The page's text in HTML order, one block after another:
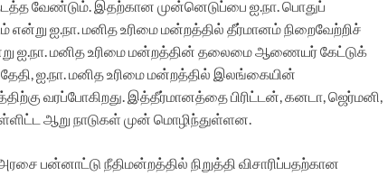
வேண்டும். இதற்கான முன்னெடுப்பை ஐ.நா. பொதுப்
என்று ஐ.நா. மனித உரிமை மன்றத்தில் தீர்மானம் நிறைவேற்றிச்
ஐ.நா. மனித உரிமை மன்றத்தின் தலைமை ஆணையர் கேட்டுக்
ஐ.நா. மனித உரிமை மன்றத்தில் இலங்கையின்
வரப்போகிறது. இத்தீர்மானத்தை பிரிட்டன், கனடா, ஜெர்மனி,
ஆறு நாடுகள் முன் மொழிந்துள்ளன.
பன்னாட்டு நீதிமன்றத்தில் நிறுத்தி விசாரிப்பதற்கான